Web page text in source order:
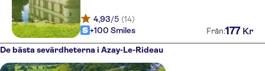
4,93/5 (14)
+100 Smiles
Från:177 Kr
De bästa sevärdheterna i Azay-Le-Rideau